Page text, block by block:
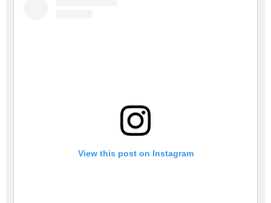
View this post on Instagram